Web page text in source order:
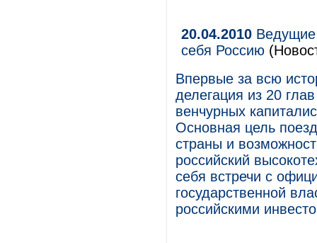
20.04.2010
себя Россию
Впервые за всю
делегация из 20
венчурных
Основная цель
страны и
российский
себя встречи с
государственной
российскими